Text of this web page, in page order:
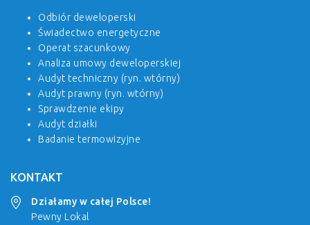
Odbiór deweloperski
Świadectwo energetyczne
Operat szacunkowy
Analiza umowy deweloperskiej
Audyt techniczny (ryn. wtórny)
Audyt prawny (ryn. wtórny)
Sprawdzenie ekipy
Audyt działki
Badanie termowizyjne
KONTAKT
Działamy w całej Polsce!
Pewny Lokal